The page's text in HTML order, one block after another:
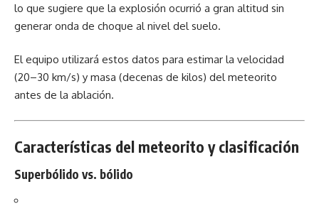
lo que sugiere que la explosión ocurrió a gran altitud sin
generar onda de choque al nivel del suelo.
El equipo utilizará estos datos para estimar la velocidad
(20–30 km/s) y masa (decenas de kilos) del meteorito
antes de la ablación.
Características del meteorito y clasificación
Superbólido vs. bólido